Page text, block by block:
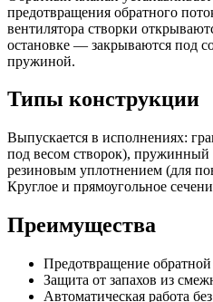
предотвращения обратного
вентилятора створки
остановке — закрываются под
пружиной.
Типы конструкции
Выпускается в исполнениях:
под весом створок),
резиновым уплотнением (для
Круглое и прямоугольное
Преимущества
Предотвращение обратной
Защита от запахов из
Автоматическая работа